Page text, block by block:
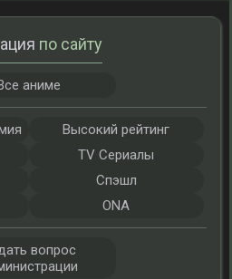
по сайту
аниме
Высокий рейтинг
TV Сериалы
Спэшл
ONA
вопрос